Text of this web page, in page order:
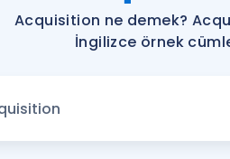
Acquisition ne demek?
İngilizce örnek